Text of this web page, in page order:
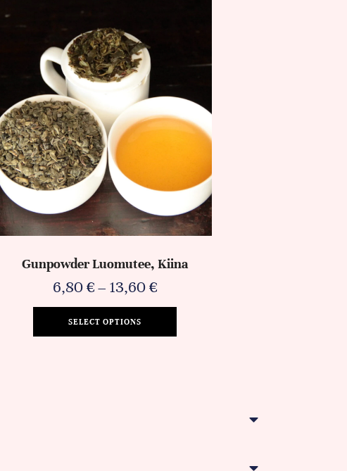
Gunpowder Luomutee, Kiina
6,80€– 13,60€
SELECT OPTIONS